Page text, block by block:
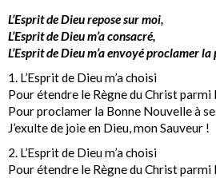
L’Esprit de Dieu repose sur moi,
L’Esprit de Dieu m’a consacré,
L’Esprit de Dieu m’a envoyé proclamer
1. L’Esprit de Dieu m’a choisi
Pour étendre le Règne du Christ parmi
Pour proclamer la Bonne Nouvelle à
J’exulte de joie en Dieu, mon Sauveur !
2. L’Esprit de Dieu m’a choisi
Pour étendre le Règne du Christ parmi